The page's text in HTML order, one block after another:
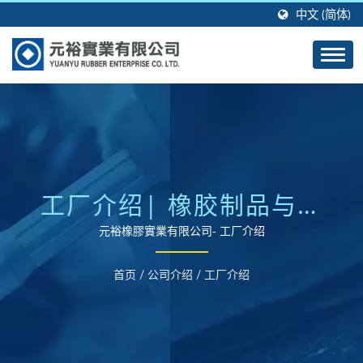
中文 (简体)
工厂介绍| 橡胶制品与矽
胶制品成型制造商 |元裕
橡膠
元裕橡膠實業有限公司- 工厂介绍
首页 / 公司介绍 / 工厂介绍